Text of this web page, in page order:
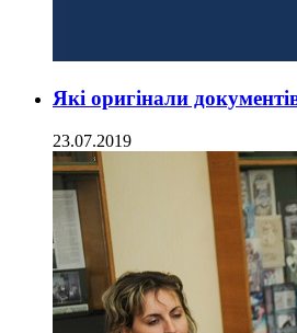
Які оригінали
23.07.2019